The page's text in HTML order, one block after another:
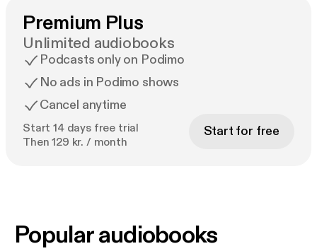
Premium Plus
Unlimited audiobooks
Podcasts only on Podimo
No ads in Podimo shows
Cancel anytime
Start 14 days free trial
Then 129 kr. / month
Start for free
Popular audiobooks